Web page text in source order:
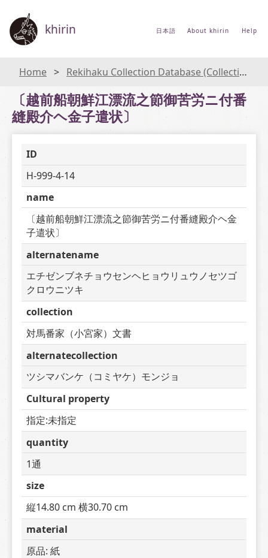
khirin 日本語 About khirin Help
Home Rekihaku Collection Database (Collections Database of the National Museum of Japanese History)
〔越前船朝鮮江漂流之節御苦労ニ付番
縫殿介ヘ金子遣状〕
ID
H-999-4-14
name
〔越前船朝鮮江漂流之節御苦労ニ付番縫殿介ヘ金
子遣状〕
alternatename
エチゼンブネチョウセンヘヒョウリュウノセツゴ
クロウニツキ
collection
対馬番家（小宮家）文書
alternatecollection
ツシマバンケ（コミヤケ）モンジョ
Cultural property
指定:未指定
quantity
1通
size
縦14.80 cm 横30.70 cm
material
原品: 紙